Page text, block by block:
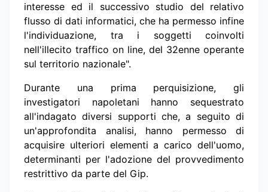
interesse ed il successivo studio del relativo
flusso di dati informatici, che ha permesso infine
l'individuazione, tra i soggetti coinvolti
nell'illecito traffico on line, del 32enne operante
sul territorio nazionale".
Durante una prima perquisizione, gli
investigatori napoletani hanno sequestrato
all'indagato diversi supporti che, a seguito di
un'approfondita analisi, hanno permesso di
acquisire ulteriori elementi a carico dell'uomo,
determinanti per l'adozione del provvedimento
restrittivo da parte del Gip.